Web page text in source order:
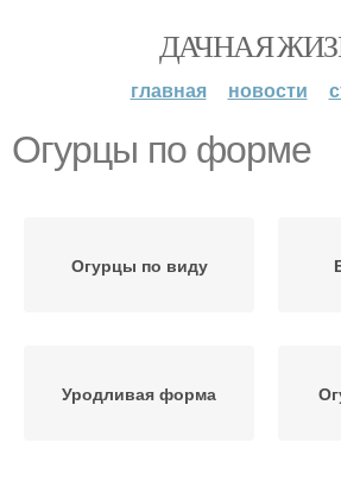
ДАЧНАЯ
главная новости
Огурцы по форме
Огурцы по виду
Уродливая форма